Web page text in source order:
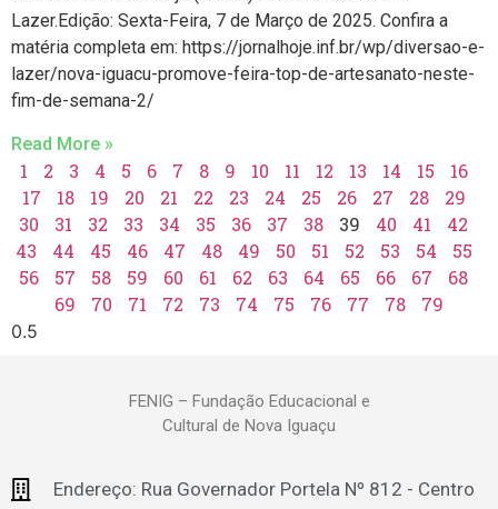
Lazer.Edição: Sexta-Feira, 7 de Março de 2025. Confira a
matéria completa em: https://jornalhoje.inf.br/wp/diversao-e-
lazer/nova-iguacu-promove-feira-top-de-artesanato-neste-
fim-de-semana-2/
Read More »
1 2 3 4 5 6 7 8 9 10 11 12 13 14 15
16
17
18 19 20 21 22 23 24 25 26 27 28
29
30
31 32 33 34 35 36 37 38 39 40 41
42
43
44 45 46 47 48 49 50 51 52 53 54
55
56
57 58 59 60 61 62 63 64 65 66 67
68
69
70 71 72 73 74 75 76 77 78 79
FENIG – Fundação Educacional e
Cultural de Nova Iguaçu
Endereço: Rua Governador Portela Nº 812 - Centro